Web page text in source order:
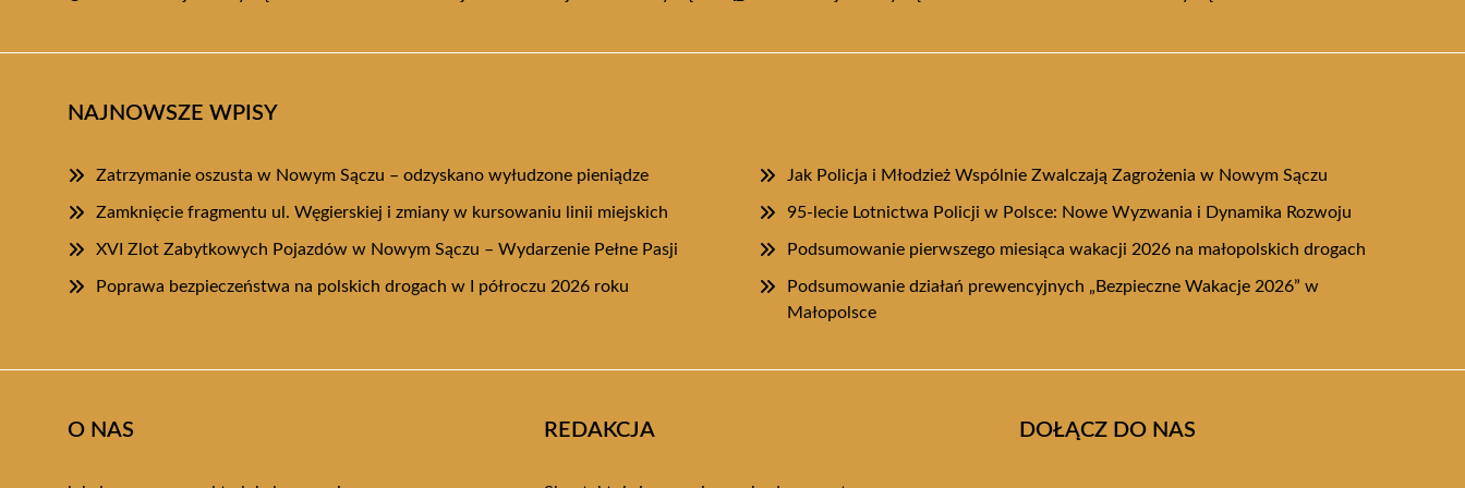
NAJNOWSZE WPISY
Zatrzymanie oszusta w Nowym Sączu – odzyskano wyłudzone pieniądze Jak Policja i Młodzież Wspólnie Zwalczają Zagrożenia w Nowym Sączu
Zamknięcie fragmentu ul. Węgierskiej i zmiany w kursowaniu linii miejskich 95-lecie Lotnictwa Policji w Polsce: Nowe Wyzwania i Dynamika Rozwoju
XVI Zlot Zabytkowych Pojazdów w Nowym Sączu – Wydarzenie Pełne Pasji Podsumowanie pierwszego miesiąca wakacji 2026 na małopolskich drogach
Poprawa bezpieczeństwa na polskich drogach w I półroczu 2026 roku
Podsumowanie działań prewencyjnych „Bezpieczne Wakacje 2026” w
Małopolsce
O NAS REDAKCJA DOŁĄCZ DO NAS